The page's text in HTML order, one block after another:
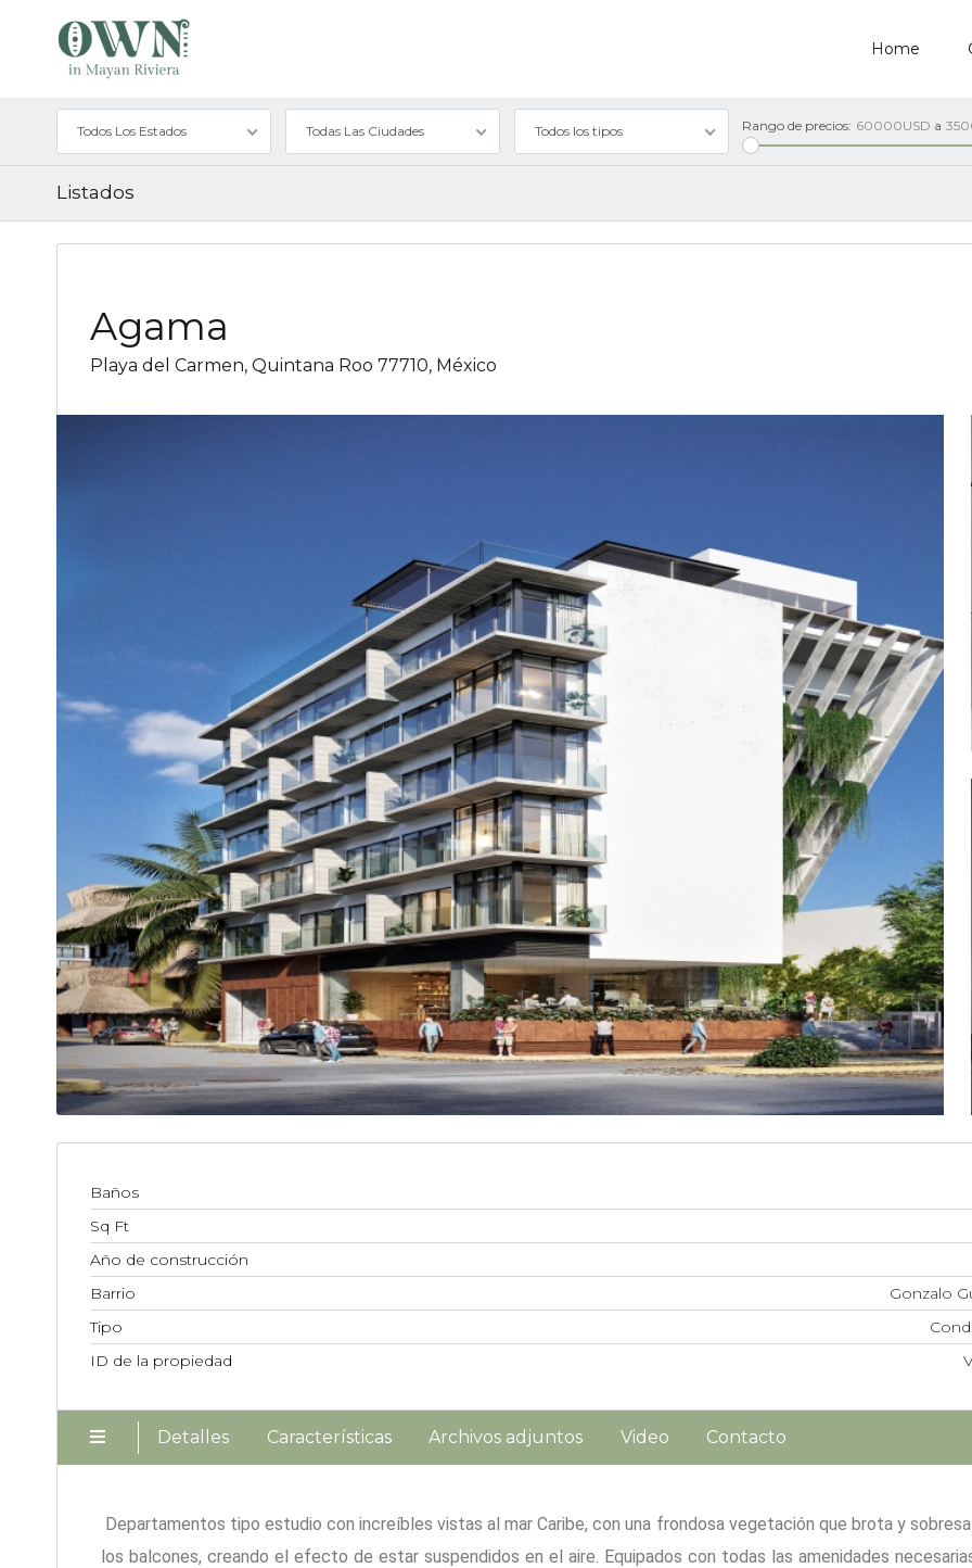
Home
Todos Los Estados Todas Las Ciudades Todos los tipos Rango de precios: 60000USD a
Listados
Agama
Playa del Carmen, Quintana Roo 77710, México
Baños
Sq Ft
Año de construcción
Barrio
Gonzalo
Tipo
ID de la propiedad
Detalles Características Archivos adjuntos Video Contacto
Departamentos tipo estudio con increíbles vistas al mar Caribe, con una frondosa vegetación que brota y
los balcones, creando el efecto de estar suspendidos en el aire. Equipados con todas las amenidades